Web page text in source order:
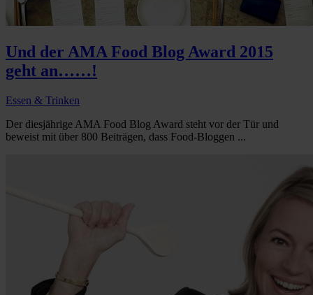
Und der AMA Food Blog Award 2015
geht an……!
Essen & Trinken
Der diesjährige AMA Food Blog Award steht vor der Tür und
beweist mit über 800 Beiträgen, dass Food-Bloggen ...